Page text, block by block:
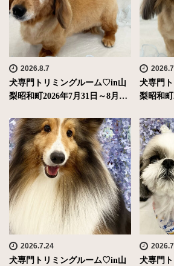
2026.8.7
犬専門トリミングルーム♡in山
梨昭和町2026年7月31日～8月…
犬専門
梨昭和
2026.7.24
犬専門トリミングルーム♡in山
犬専門